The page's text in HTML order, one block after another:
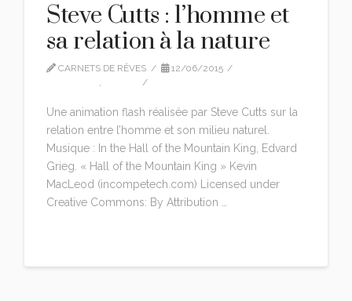
Steve Cutts : l’homme et
sa relation à la nature
CARNETS DE RÊVES
12/06/2015
,
Une animation flash réalisée par Steve Cutts sur la
relation entre l’homme et son milieu naturel.
Musique : In the Hall of the Mountain King, Edvard
Grieg. « Hall of the Mountain King » Kevin
MacLeod (incompetech.com) Licensed under
Creative Commons: By Attribution …